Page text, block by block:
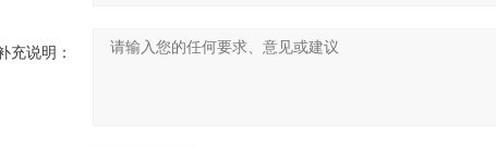
充说明：